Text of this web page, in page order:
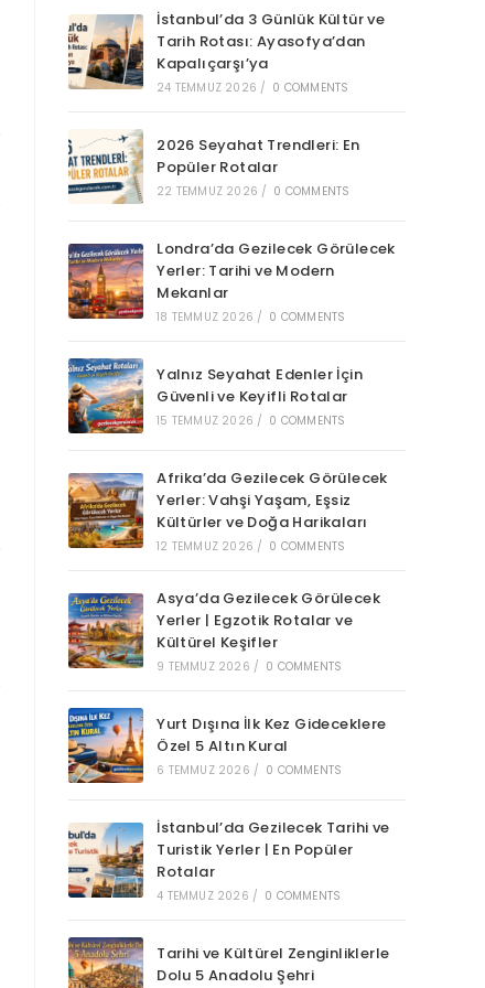
İstanbul’da 3 Günlük Kültür ve
Tarih Rotası: Ayasofya’dan
Kapalıçarşı’ya
24 TEMMUZ 2026 / 0 COMMENTS
2026 Seyahat Trendleri: En
Popüler Rotalar
22 TEMMUZ 2026 / 0 COMMENTS
Londra’da Gezilecek Görülecek
Yerler: Tarihi ve Modern
Mekanlar
18 TEMMUZ 2026 / 0 COMMENTS
Yalnız Seyahat Edenler İçin
Güvenli ve Keyifli Rotalar
15 TEMMUZ 2026 / 0 COMMENTS
Afrika’da Gezilecek Görülecek
Yerler: Vahşi Yaşam, Eşsiz
Kültürler ve Doğa Harikaları
12 TEMMUZ 2026 / 0 COMMENTS
Asya’da Gezilecek Görülecek
Yerler | Egzotik Rotalar ve
Kültürel Keşifler
9 TEMMUZ 2026 / 0 COMMENTS
Yurt Dışına İlk Kez Gideceklere
Özel 5 Altın Kural
6 TEMMUZ 2026 / 0 COMMENTS
İstanbul’da Gezilecek Tarihi ve
Turistik Yerler | En Popüler
Rotalar
4 TEMMUZ 2026 / 0 COMMENTS
Tarihi ve Kültürel Zenginliklerle
Dolu 5 Anadolu Şehri